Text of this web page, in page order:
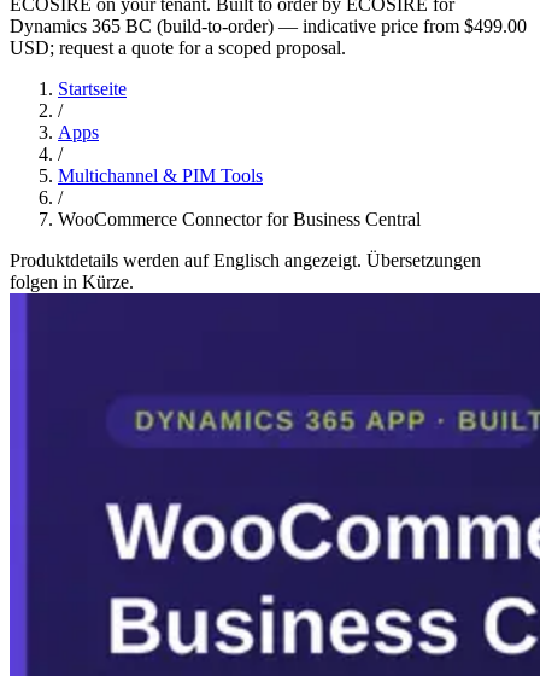
Dynamics 365 BC (build-to-order) — indicative price from $499.00
USD; request a quote for a scoped proposal.
Startseite
/
Apps
/
Multichannel & PIM Tools
/
WooCommerce Connector for Business Central
Produktdetails werden auf Englisch angezeigt. Übersetzungen
folgen in Kürze.